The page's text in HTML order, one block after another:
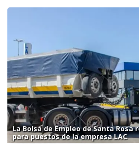
La Bolsa de Empleo de Santa Rosa
para puestos de la empresa LAC